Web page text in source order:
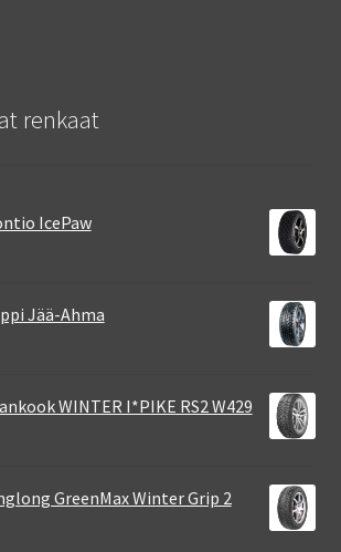
renkaat
IcePaw
Jää-Ahma
WINTER I*PIKE RS2 W429
GreenMax Winter Grip 2